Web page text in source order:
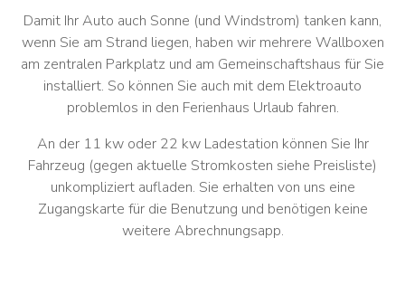
Damit Ihr Auto auch Sonne (und Windstrom) tanken kann,
wenn Sie am Strand liegen, haben wir mehrere Wallboxen
am zentralen Parkplatz und am Gemeinschaftshaus für Sie
installiert. So können Sie auch mit dem Elektroauto
problemlos in den Ferienhaus Urlaub fahren.
An der 11 kw oder 22 kw Ladestation können Sie Ihr
Fahrzeug (gegen aktuelle Stromkosten siehe Preisliste)
unkompliziert aufladen. Sie erhalten von uns eine
Zugangskarte für die Benutzung und benötigen keine
weitere Abrechnungsapp.